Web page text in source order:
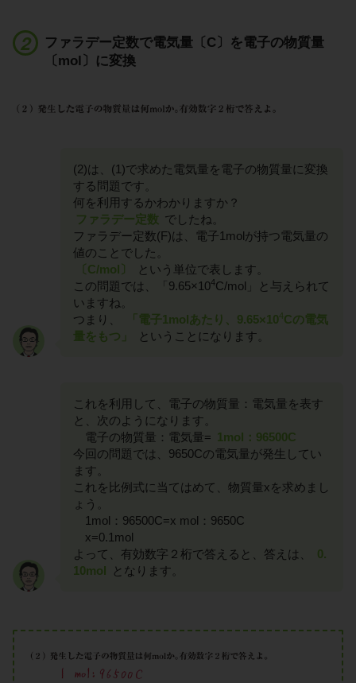
ファラデー定数で電気量〔C〕を電子の物質量
〔mol〕に変換
(2)は、(1)で求めた電気量を電子の物質量に変換
する問題です。
何を利用するかわかりますか？
ファラデー定数 でしたね。
ファラデー定数(F)は、電子1molが持つ電気量の
値のことでした。
〔C/mol〕
という単位で表します。
この問題では、「9.65×104C/mol」と与えられて
いますね。
つまり、
「電子1molあたり、9.65×104Cの電気
量をもつ」
ということになります。
これを利用して、電子の物質量：電気量を表す
と、次のようになります。
電子の物質量：電気量= 1mol：96500C
今回の問題では、9650Cの電気量が発生してい
ます。
これを比例式に当てはめて、物質量xを求めまし
ょう。
1mol：96500C=x mol：9650C
x=0.1mol
よって、有効数字２桁で答えると、答えは、
0.
10mol
となります。